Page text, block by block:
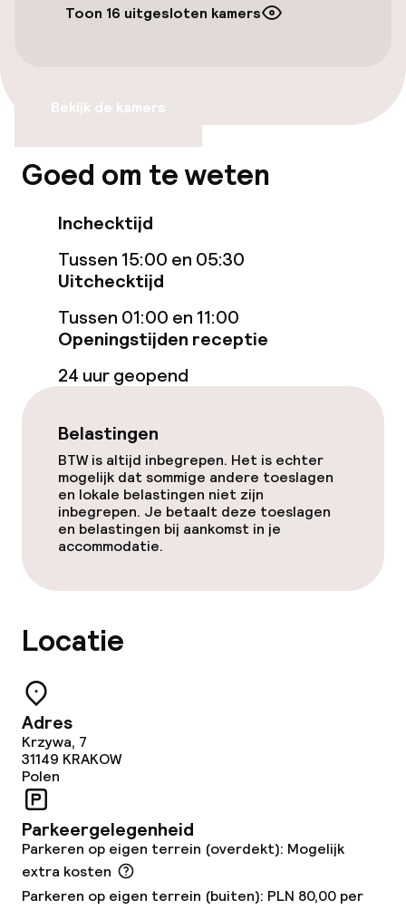
Entertainment
Gratis wifi
TV lounge
Eet- en drinkgelegenheden
Restaurant
Bar
Eet- en drinkdiensten
Ontbijtbuffet
Lunch à la carte
Dieetopties
Speciale dieetopties
Glutenvrije opties
Schoonmaakvoorzieningen
Toon 16 uitgesloten kamers
Bekijk de kamers
Goed om te weten
Inchecktijd
Tussen 15:00 en 05:30
Uitchecktijd
Tussen 01:00 en 11:00
Openingstijden receptie
24 uur geopend
Belastingen
BTW is altijd inbegrepen. Het is echter
mogelijk dat sommige andere toeslagen
en lokale belastingen niet zijn
inbegrepen. Je betaalt deze toeslagen
en belastingen bij aankomst in je
accommodatie.
Locatie
Adres
Krzywa, 7
31149 KRAKOW
Polen
Parkeergelegenheid
Parkeren op eigen terrein (overdekt): Mogelijk
extra kosten
Parkeren op eigen terrein (buiten): PLN 80,00 per